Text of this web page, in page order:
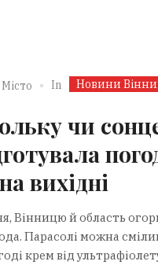
Місто In Новини
чи
вихідні
Вінницю й область
Парасолі можна
крем від